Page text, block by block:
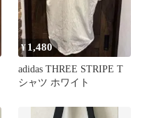
¥ 1,480
adidas THREE STRIPE T
シャツ ホワイト